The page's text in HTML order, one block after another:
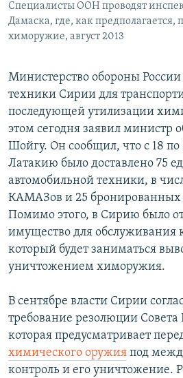
Все сайты РСЕ/РС
Специалисты ООН проводят
Дамаска, где, как предполагается,
химоружие, август 2013
Министерство обороны
техники Сирии для
последующей утилизации
этом сегодня заявил министр
Шойгу. Он сообщил, что с 18 по
Латакию было доставлено 75
автомобильной техники, в
КАМАЗов и 25
Помимо этого, в Сирию было
имущество для обслуживания
который будет заниматься
уничтожением химоружия.
В сентябре власти Сирии
требование резолюции
которая предусматривает
химического оружия под
контроль и его уничтожение.